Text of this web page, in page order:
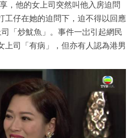
，他的女上司突然叫他入房迫問
工仔在她的迫問下，迫不得以回應
「炒魷魚」。事件一岀引起網民
上司「有病」，但亦有人認為港男